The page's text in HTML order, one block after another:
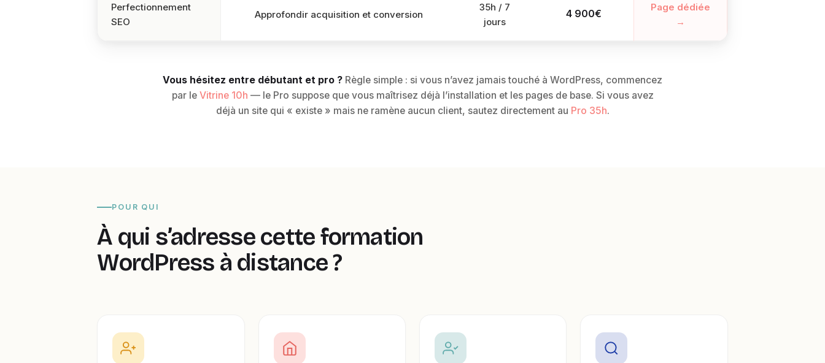
Perfectionnement
SEO
Approfondir acquisition et conversion
35h / 7
jours
4 900€
Page dédiée
→
Vous hésitez entre débutant et pro ? Règle simple : si vous n’avez jamais touché à WordPress, commencez
par le Vitrine 10h — le Pro suppose que vous maîtrisez déjà l’installation et les pages de base. Si vous avez
déjà un site qui « existe » mais ne ramène aucun client, sautez directement au Pro 35h.
POUR QUI
À qui s’adresse cette formation
WordPress à distance ?